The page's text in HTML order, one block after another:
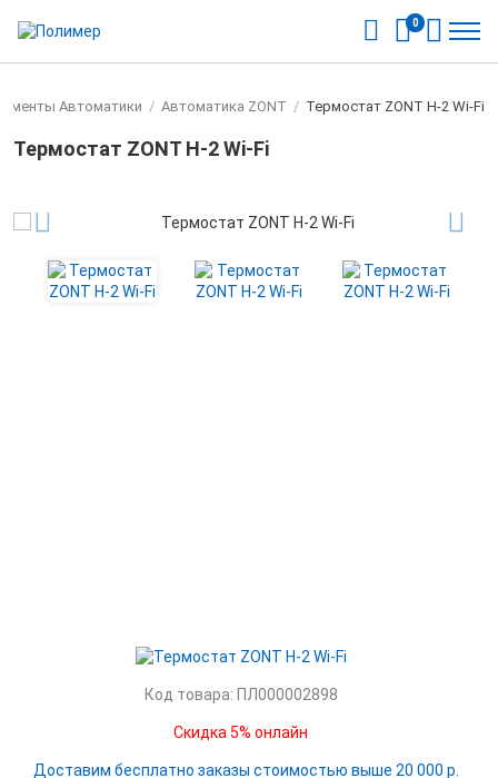
0
Автоматики / Автоматика ZONT / Термостат ZONT Н-2 Wi-Fi
Термостат ZONT Н-2 Wi-Fi
Код товара: ПЛ000002898
Скидка 5% онлайн
Доставим бесплатно заказы стоимостью выше 20 000 р.